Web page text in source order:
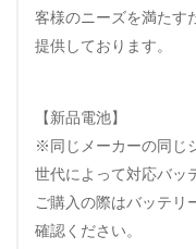
客様のニーズを満たす
提供しております。
【新品電池】
※同じメーカーの同じ
世代によって対応バッ
ご購入の際はバッテリ
確認ください。